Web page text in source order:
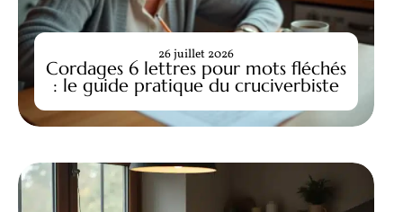
Cordages 6 lettres pour mots fléchés
: le guide pratique du cruciverbiste
26 juillet 2026